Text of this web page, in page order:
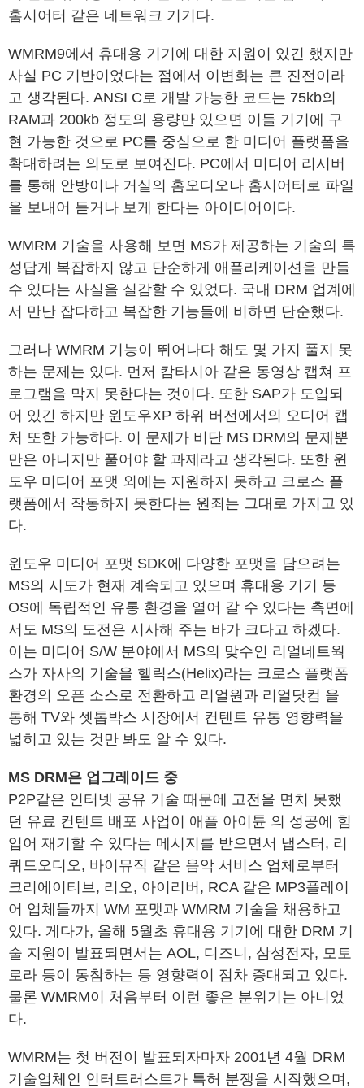
홈시어터 같은 네트워크 기기다.
WMRM9에서 휴대용 기기에 대한 지원이 있긴 했지만
사실 PC 기반이었다는 점에서 이변화는 큰 진전이라
고 생각된다. ANSI C로 개발 가능한 코드는 75kb의
RAM과 200kb 정도의 용량만 있으면 이들 기기에 구
현 가능한 것으로 PC를 중심으로 한 미디어 플랫폼을
확대하려는 의도로 보여진다. PC에서 미디어 리시버
를 통해 안방이나 거실의 홈오디오나 홈시어터로 파일
을 보내어 듣거나 보게 한다는 아이디어이다.
WMRM 기술을 사용해 보면 MS가 제공하는 기술의 특
성답게 복잡하지 않고 단순하게 애플리케이션을 만들
수 있다는 사실을 실감할 수 있었다. 국내 DRM 업계에
서 만난 잡다하고 복잡한 기능들에 비하면 단순했다.
그러나 WMRM 기능이 뛰어나다 해도 몇 가지 풀지 못
하는 문제는 있다. 먼저 캄타시아 같은 동영상 캡쳐 프
로그램을 막지 못한다는 것이다. 또한 SAP가 도입되
어 있긴 하지만 윈도우XP 하위 버전에서의 오디어 캡
처 또한 가능하다. 이 문제가 비단 MS DRM의 문제뿐
만은 아니지만 풀어야 할 과제라고 생각된다. 또한 윈
도우 미디어 포맷 외에는 지원하지 못하고 크로스 플
랫폼에서 작동하지 못한다는 원죄는 그대로 가지고 있
다.
윈도우 미디어 포맷 SDK에 다양한 포맷을 담으려는
MS의 시도가 현재 계속되고 있으며 휴대용 기기 등
OS에 독립적인 유통 환경을 열어 갈 수 있다는 측면에
서도 MS의 도전은 시사해 주는 바가 크다고 하겠다.
이는 미디어 S/W 분야에서 MS의 맞수인 리얼네트웍
스가 자사의 기술을 헬릭스(Helix)라는 크로스 플랫폼
환경의 오픈 소스로 전환하고 리얼원과 리얼닷컴 을
통해 TV와 셋톱박스 시장에서 컨텐트 유통 영향력을
넓히고 있는 것만 봐도 알 수 있다.
MS DRM은 업그레이드 중
P2P같은 인터넷 공유 기술 때문에 고전을 면치 못했
던 유료 컨텐트 배포 사업이 애플 아이튠 의 성공에 힘
입어 재기할 수 있다는 메시지를 받으면서 냅스터, 리
퀴드오디오, 바이뮤직 같은 음악 서비스 업체로부터
크리에이티브, 리오, 아이리버, RCA 같은 MP3플레이
어 업체들까지 WM 포맷과 WMRM 기술을 채용하고
있다. 게다가, 올해 5월초 휴대용 기기에 대한 DRM 기
술 지원이 발표되면서는 AOL, 디즈니, 삼성전자, 모토
로라 등이 동참하는 등 영향력이 점차 증대되고 있다.
물론 WMRM이 처음부터 이런 좋은 분위기는 아니었
다.
WMRM는 첫 버전이 발표되자마자 2001년 4월 DRM
기술업체인 인터트러스트가 특허 분쟁을 시작했으며,